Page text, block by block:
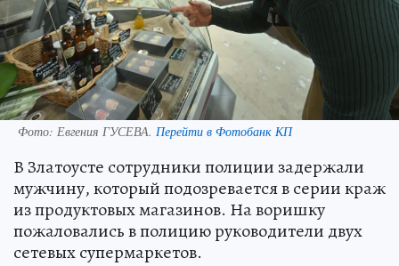
Фото: Евгения ГУСЕВА. Перейти в Фотобанк КП
В Златоусте сотрудники полиции задержали
мужчину, который подозревается в серии краж
из продуктовых магазинов. На воришку
пожаловались в полицию руководители двух
сетевых супермаркетов.